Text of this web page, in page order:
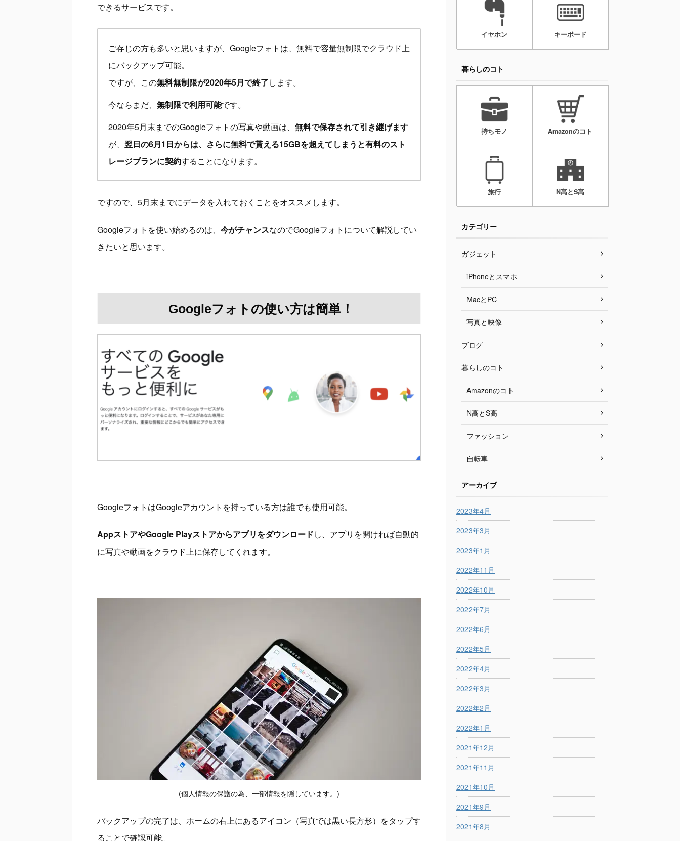
できるサービスです。
ご存じの方も多いと思いますが、Googleフォトは、無料で容量無制限でクラウド上
にバックアップ可能。
ですが、この無料無制限が2020年5月で終了します。
今ならまだ、 無制限で利用可能です。
2020年5月末までのGoogleフォトの写真や動画は、 無料で保存されて引き継げます
が、 翌日の6月1日からは、さらに無料で貰える15GBを超えてしまうと有料のスト
レージプランに契約することになります。
ですので、5月末までにデータを入れておくことをオススメします。
Googleフォトを使い始めるのは、 今がチャンスなのでGoogleフォトについて解説してい
きたいと思います。
Googleフォトの使い方は簡単！
GoogleフォトはGoogleアカウントを持っている方は誰でも使用可能。
AppストアやGoogle Playストアからアプリをダウンロードし、アプリを開ければ自動的
に写真や動画をクラウド上に保存してくれます。
(個人情報の保護の為、一部情報を隠しています。)
バックアップの完了は、ホームの右上にあるアイコン（写真では黒い長方形）をタップす
ることで確認可能。
イヤホン キーボード
暮らしのコト
持ちモノ Amazonのコト
旅行 N高とS高
カテゴリー
ガジェット
iPhoneとスマホ
MacとPC
写真と映像
ブログ
暮らしのコト
Amazonのコト
N高とS高
ファッション
自転車
アーカイブ
2023年4月
2023年3月
2023年1月
2022年11月
2022年10月
2022年7月
2022年6月
2022年5月
2022年4月
2022年3月
2022年2月
2022年1月
2021年12月
2021年11月
2021年10月
2021年9月
2021年8月